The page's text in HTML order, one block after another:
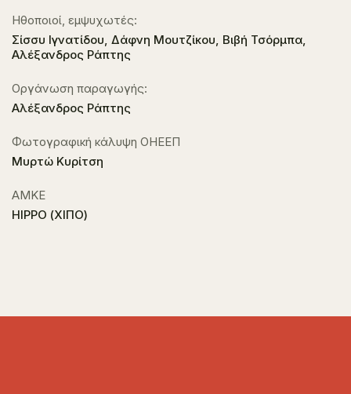
Ηθοποιοί, εμψυχωτές:
Σίσσυ Ιγνατίδου, Δάφνη Μουτζίκου, Βιβή Τσόρμπα,
Αλέξανδρος Ράπτης
Οργάνωση παραγωγής:
Αλέξανδρος Ράπτης
Φωτογραφική κάλυψη ΟΗΕΕΠ
Μυρτώ Κυρίτση
ΑΜΚΕ
ΗΙΡΡΟ (ΧΙΠΟ)